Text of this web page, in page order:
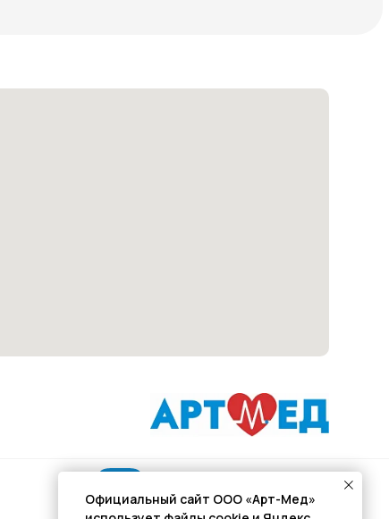
Подписывайся
Официальный сайт ООО «Арт-Мед»